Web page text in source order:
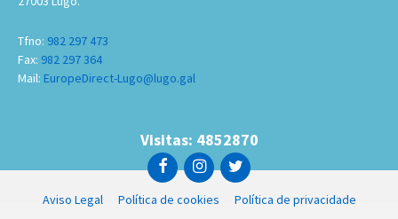
Tfno: 982 297 473
Fax: 982 297 364
Mail: EuropeDirect-Lugo@lugo.gal
Visitas: 4852870
Aviso Legal Política de cookies Política de privacidade